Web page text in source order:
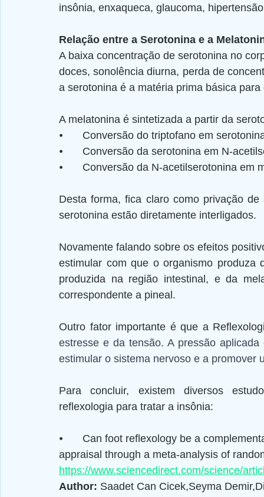
insônia, enxaqueca, glaucoma,
Relação entre a Serotonina e a
A baixa concentração de serotonina no
doces, sonolência diurna, perda de
a serotonina é a matéria prima básica
A melatonina é sintetizada a partir da
⦁	Conversão do triptofano em
⦁	Conversão da serotonina em N-
⦁	Conversão da N-acetilserotonina em
Desta forma, fica claro como privação
serotonina estão diretamente interligados.
Novamente falando sobre os efeitos
estimular com que o organismo produza
produzida na região intestinal, e da
correspondente a pineal.
Outro fator importante é que a
estresse e da tensão. A pressão
estimular o sistema nervoso e a promover
Para concluir, existem diversos
reflexologia para tratar a insônia:
⦁	Can foot reflexology be a complementary therapy for sleep disturbances? Evidence
appraisal through a meta-analysis of
https://www.sciencedirect.com/science/
Author: Saadet Can Cicek,Seyma